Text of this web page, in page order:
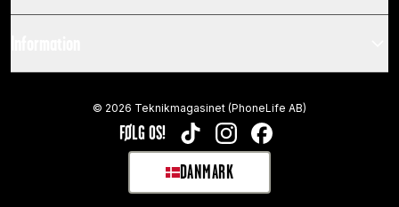
FØLG OS! TIKTOKINSTAGRAMFACEBOOK
DANMARK
SELECT MARKET
© 2026 Teknikmagasinet (PhoneLife AB)